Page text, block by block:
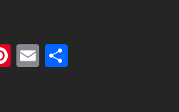
Pinterest
Email